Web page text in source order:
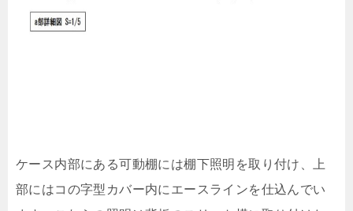
ケース内部にある可動棚には棚下照明を取り付け、上
部にはコの字型カバー内にエースラインを仕込んでい